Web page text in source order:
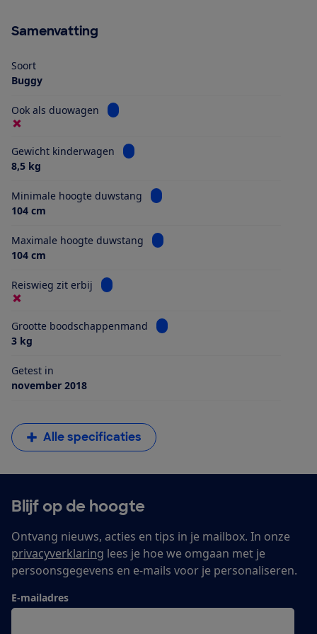
Samenvatting
Soort
Buggy
Ook als duowagen Bekijk informatie voor Ook als duowagen
Gewicht kinderwagen
Bekijk informatie voor Gewicht
8,5 kg
Minimale hoogte duwstang
Bekijk informatie voor Minimale
104 cm
Maximale hoogte duwstang
Bekijk informatie voor Maximale
104 cm
Reiswieg zit erbij Bekijk informatie voor Reiswieg zit erbij
Grootte boodschappenmand
Bekijk informatie voor Grootte
3 kg
Getest in
november 2018
Alle specificaties
Blijf op de hoogte
Ontvang nieuws, acties en tips in je mailbox. In onze
privacyverklaring lees je hoe we omgaan met je
persoonsgegevens en e-mails voor je personaliseren.
E-mailadres